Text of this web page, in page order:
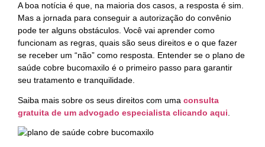
A boa notícia é que, na maioria dos casos, a resposta é sim.
Mas a jornada para conseguir a autorização do convênio
pode ter alguns obstáculos. Você vai aprender como
funcionam as regras, quais são seus direitos e o que fazer
se receber um “não” como resposta. Entender se o plano de
saúde cobre bucomaxilo é o primeiro passo para garantir
seu tratamento e tranquilidade.
Saiba mais sobre os seus direitos com uma consulta
gratuita de um advogado especialista clicando aqui